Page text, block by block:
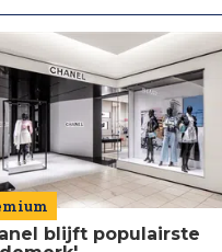
blijft populairste